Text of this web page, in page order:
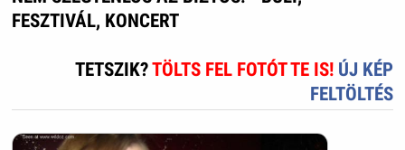
FESZTIVÁL, KONCERT
TETSZIK?TÖLTS FEL FOTÓT TE IS! ÚJ KÉP
FELTÖLTÉS